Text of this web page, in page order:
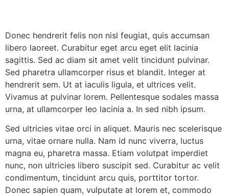
Donec hendrerit felis non nisl feugiat, quis accumsan
libero laoreet. Curabitur eget arcu eget elit lacinia
sagittis. Sed ac diam sit amet velit tincidunt pulvinar.
Sed pharetra ullamcorper risus et blandit. Integer at
hendrerit sem. Ut at iaculis ligula, et ultrices velit.
Vivamus at pulvinar lorem. Pellentesque sodales massa
urna, at ullamcorper leo lacinia a. In sed nibh ipsum.
Sed ultricies vitae orci in aliquet. Mauris nec scelerisque
urna, vitae ornare nulla. Nam id nunc viverra, luctus
magna eu, pharetra massa. Etiam volutpat imperdiet
nunc, non ultricies libero suscipit sed. Curabitur ac velit
condimentum, tincidunt arcu quis, porttitor tortor.
Donec sapien quam, vulputate at lorem et, commodo